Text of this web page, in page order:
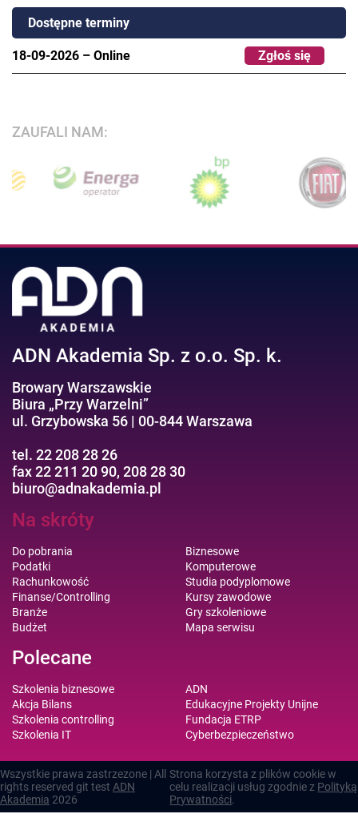
Dostępne terminy
18-09-2026 – Online Zgłoś się
ZAUFALI NAM:
ADN Akademia Sp. z o.o. Sp. k.
Browary Warszawskie
Biura „Przy Warzelni”
ul. Grzybowska 56 | 00-844 Warszawa
tel. 22 208 28 26
fax 22 211 20 90, 208 28 30
biuro@adnakademia.pl
Na skróty
Do pobrania
Podatki
Rachunkowość
Finanse/Controlling
Branże
Budżet
Biznesowe
Komputerowe
Studia podyplomowe
Kursy zawodowe
Gry szkoleniowe
Mapa serwisu
Polecane
Szkolenia biznesowe
Akcja Bilans
Szkolenia controlling
Szkolenia IT
ADN
Edukacyjne Projekty Unijne
Fundacja ETRP
Cyberbezpieczeństwo
Wszystkie prawa zastrzezone | All
rights reserved git test ADN
Akademia 2026
Strona korzysta z plików cookie w
celu realizacji usług zgodnie z Polityką
Prywatności.